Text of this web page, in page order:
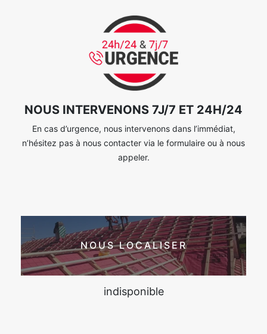
NOUS INTERVENONS 7J/7 ET 24H/24
En cas d’urgence, nous intervenons dans l’immédiat,
n’hésitez pas à nous contacter via le formulaire ou à nous
appeler.
NOUS LOCALISER
indisponible